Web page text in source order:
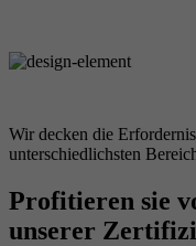
Wir decken die
unterschiedlichsten
Profitieren sie
unserer